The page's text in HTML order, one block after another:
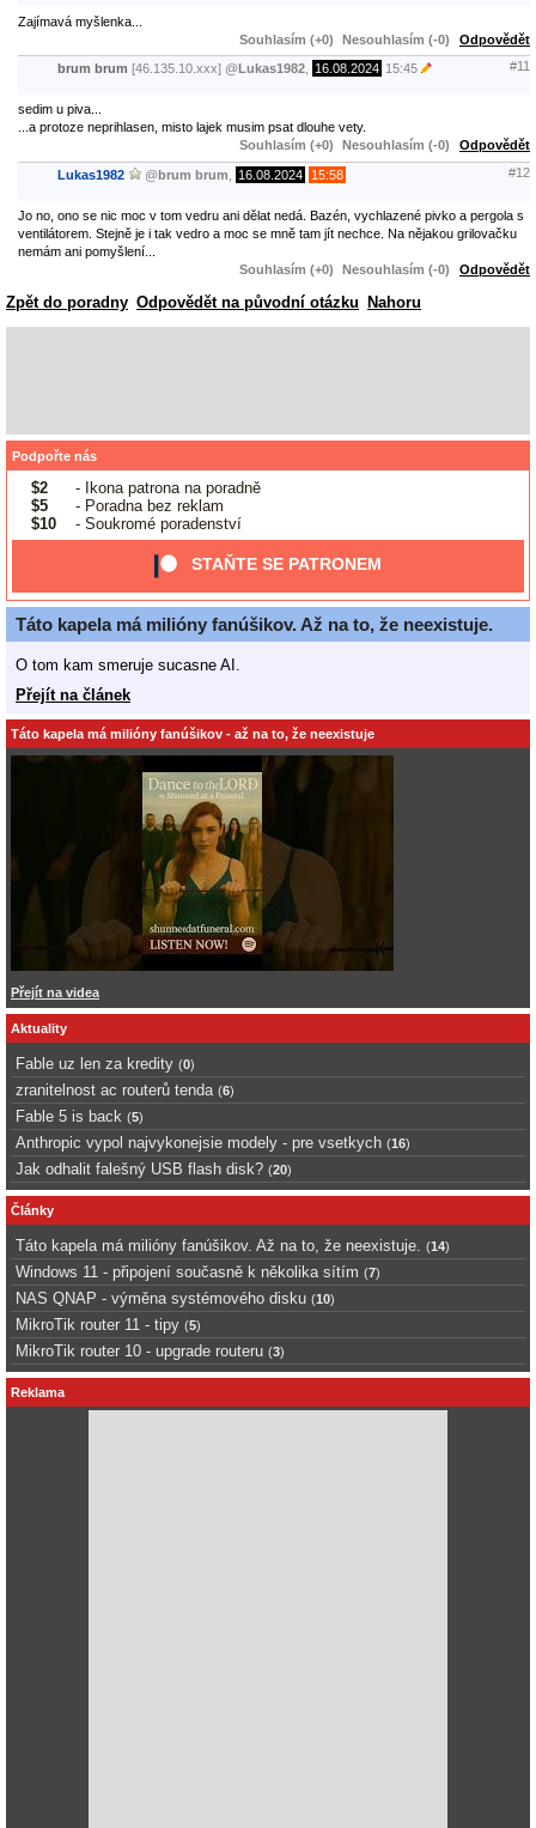
Zajímavá myšlenka...
Souhlasím (+0)
Nesouhlasím (-0) Odpovědět
brum brum [46.135.10.xxx] @Lukas1982 16.08.2024 15:45 #11
sedim u piva...
...a protoze neprihlasen, misto lajek musim psat dlouhe vety.
Souhlasím (+0)
Nesouhlasím (-0) Odpovědět
Lukas1982 @brum brum 16.08.2024 15:58 #12
Jo no, ono se nic moc v tom vedru ani dělat nedá. Bazén, vychlazené pivko a pergola s
ventilátorem. Stejně je i tak vedro a moc se mně tam jít nechce. Na nějakou grilovačku
nemám ani pomyšlení...
Souhlasím (+0)
Nesouhlasím (-0) Odpovědět
Zpět do poradny Odpovědět na původní otázku Nahoru
Podpořte nás
$2
- Ikona patrona na poradně
$5
- Poradna bez reklam
$10
- Soukromé poradenství
STAŇTE SE PATRONEM
Táto kapela má milióny fanúšikov. Až na to, že neexistuje.
O tom kam smeruje sucasne AI.
Přejít na článek
Táto kapela má milióny fanúšikov - až na to, že neexistuje
Přejít na videa
Aktuality
Fable uz len za kredity (0)
zranitelnost ac routerů tenda (6)
Fable 5 is back (5)
Anthropic vypol najvykonejsie modely - pre vsetkych (16)
Jak odhalit falešný USB flash disk? (20)
Články
Táto kapela má milióny fanúšikov. Až na to, že neexistuje. (14)
Windows 11 - připojení současně k několika sítím (7)
NAS QNAP - výměna systémového disku (10)
MikroTik router 11 - tipy (5)
MikroTik router 10 - upgrade routeru (3)
Reklama